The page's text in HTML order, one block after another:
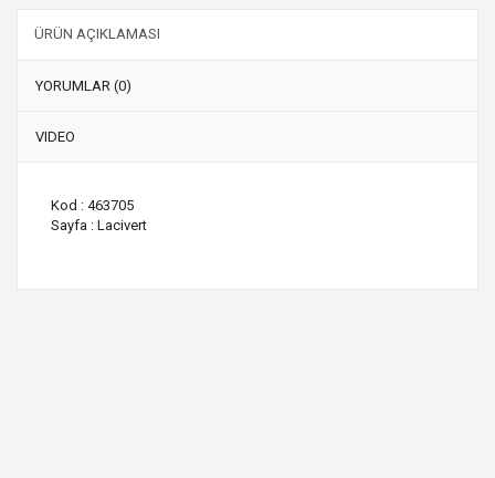
ÜRÜN AÇIKLAMASI
YORUMLAR (0)
VIDEO
Kod : 463705
Sayfa : Lacivert